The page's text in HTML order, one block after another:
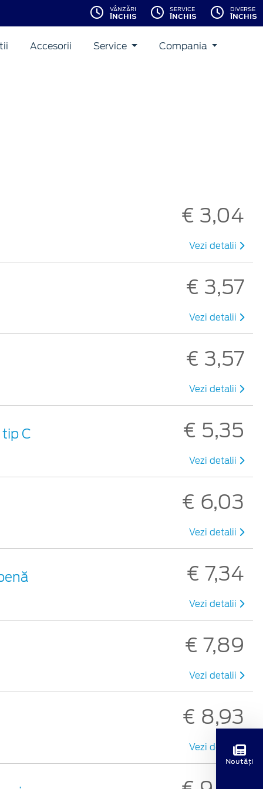
VÂNZĂRI
ÎNCHIS
SERVICE
ÎNCHIS
DIVERSE
ÎNCHIS
Accesorii Service Compania
€ 3,04
Vezi detalii
€ 3,57
Vezi detalii
€ 3,57
Vezi detalii
C € 5,35
Vezi detalii
€ 6,03
Vezi detalii
€ 7,34
Vezi detalii
€ 7,89
Vezi detalii
€ 8,93
Vezi detalii
Noutăți